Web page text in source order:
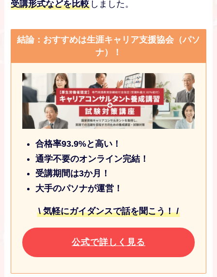
受講形式などを比較 しました。
結論：おすすめは生涯キャリア支援協会（パソ
ナ）！
合格率93.9%と高い！
通学不要のオンライン完結！
受講期間は3か月！
大手のパソナが運営！
\気軽にガイダンスで話を聞こう！ /
公式で詳しく見る